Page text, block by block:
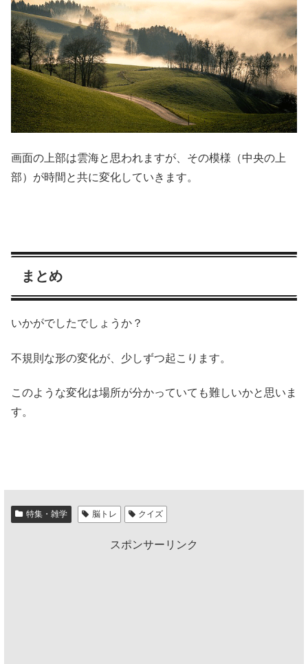
画面の上部は雲海と思われますが、その模様（中央の上
部）が時間と共に変化していきます。
まとめ
いかがでしたでしょうか？
不規則な形の変化が、少しずつ起こります。
このような変化は場所が分かっていても難しいかと思いま
す。
特集・雑学 脳トレ クイズ
スポンサーリンク